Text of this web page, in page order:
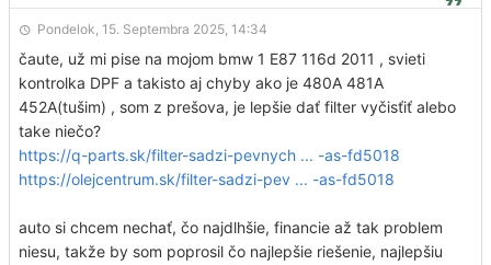
Pondelok, 15. Septembra 2025, 14:34
čaute, už mi pise na mojom bmw 1 E87 116d 2011 , svieti
kontrolka DPF a takisto aj chyby ako je 480A 481A
452A(tušim) , som z prešova, je lepšie dať filter vyčisťiť alebo
take niečo?
https://q-parts.sk/filter-sadzi-pevnych ... -as-fd5018
https://olejcentrum.sk/filter-sadzi-pev ... -as-fd5018
auto si chcem nechať, čo najdlhšie, financie až tak problem
niesu, takže by som poprosil čo najlepšie riešenie, najlepšiu